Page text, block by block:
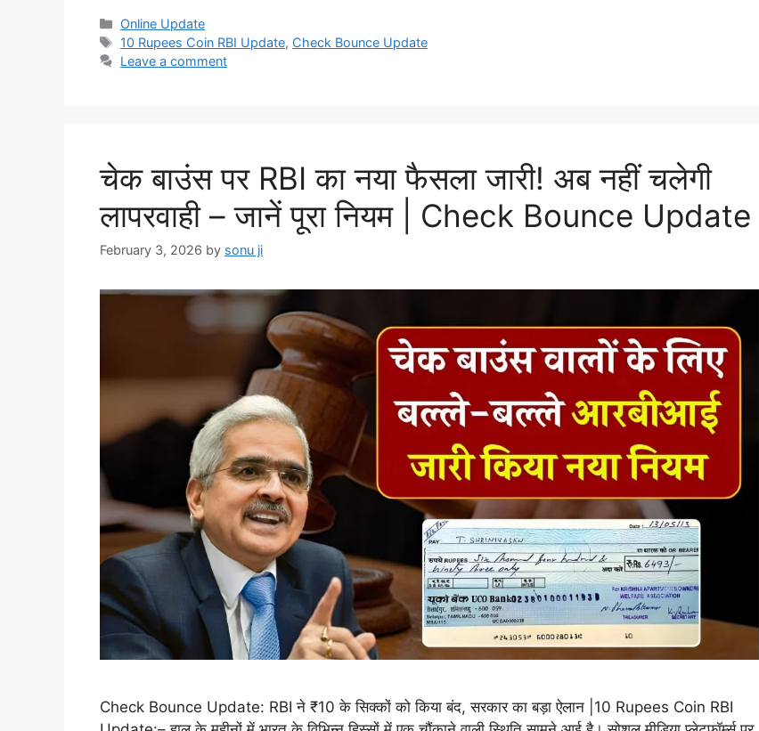
Categories
Online Update
Tags
10 Rupees Coin RBI Update, Check Bounce Update
Leave a comment
चेक बाउंस पर RBI का नया फैसला जारी! अब नहीं चलेगी
लापरवाही – जानें पूरा नियम | Check Bounce Update
February 3, 2026 by sonu ji
Check Bounce Update: RBI ने ₹10 के सिक्कों को किया बंद, सरकार का बड़ा ऐलान |10 Rupees Coin RBI